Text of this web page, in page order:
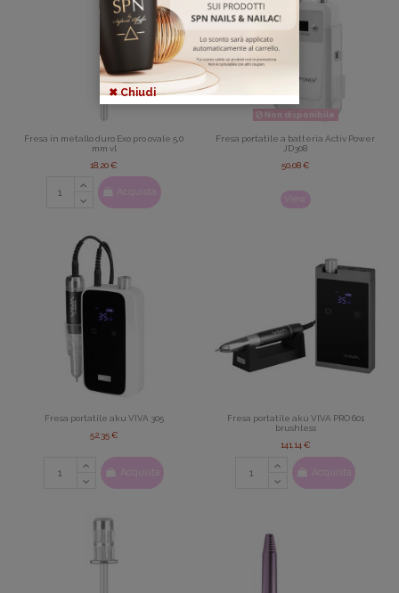
Fresa in metallo duro Exo pro ovale 5,0
mm vl
18,20 €
Acquista
Non disponibile
Fresa portatile a batteria Activ Power
JD308
50,08 €
View
Fresa portatile aku VIVA 305
52,35 €
Acquista
Fresa portatile aku VIVA PRO 601
brushless
141,14 €
Acquista
✖ Chiudi